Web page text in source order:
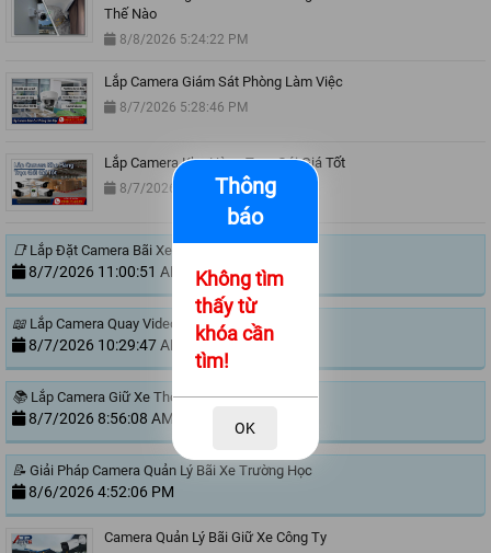
Thông
báo
Không tìm
thấy từ
khóa cần
tìm!
OK
Thế Nào
8/8/2026 5:24:22 PM
Lắp Camera Giám Sát Phòng Làm Việc
8/7/2026 5:28:46 PM
Lắp Camera Kho Hàng Trọn Gói Giá Tốt
8/7/2026 3:23:06 PM
📑 Lắp Đặt Camera Bãi Xe
8/7/2026 11:00:51 AM
📖 Lắp Camera Quay Video Đóng Hàng Ngoài Sàn
8/7/2026 10:29:47 AM
📚 Lắp Camera Giữ Xe Thông Minh
8/7/2026 8:56:08 AM
📝 Giải Pháp Camera Quản Lý Bãi Xe Trường Học
8/6/2026 4:52:06 PM
Camera Quản Lý Bãi Giữ Xe Công Ty